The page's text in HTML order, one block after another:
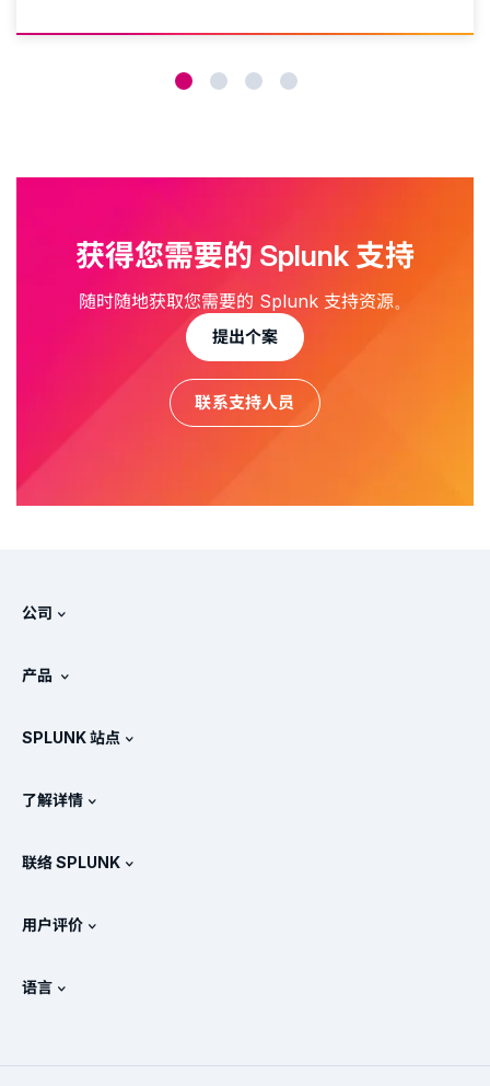
获得您需要的 Splunk 支持
随时随地获取您需要的 Splunk 支持资源。
提出个案
联系支持人员
公司
Splunk 的对比情况
新闻处
Splunk 保护
SURGe
产品
定价
查看所有产品
SPLUNK 站点
培训和认证
Splunk 在线商店
了解详情
OpenTelemetry：简介
安全运营中心 (SOC) 的指标
联络 SPLUNK
用户评价
语言
Deutsch